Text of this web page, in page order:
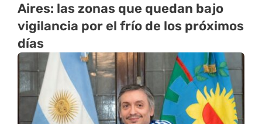
Aires: las zonas que quedan bajo
vigilancia por el frío de los próximos
días